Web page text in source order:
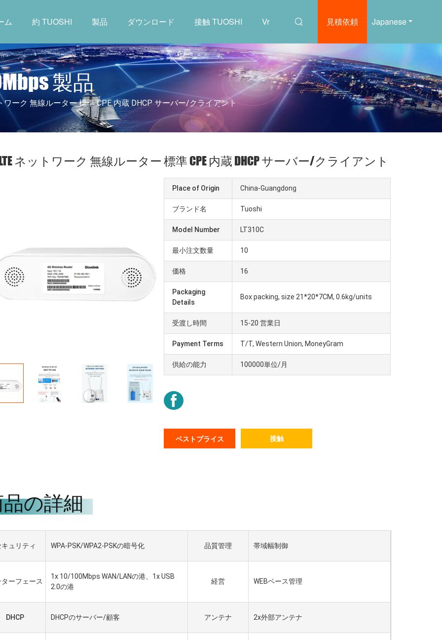
Japanese
見積依頼
ム 約 TUOSHI 製品 ダウンロード 接触 TUOSHI Vr
製品
ワーク 無線ルーター 標準 CPE 内蔵 DHCP サーバー/クライアント
установила
ガブリエルHaddad
緒にを使用に、それらであるよい
ネットワーク 無線ルーター 標準 CPE 内蔵 DHCP サーバー/クライアント
Place of Origin China-Guangdong
ブランド名 Tuoshi
Model Number LT310C
最小注文数量 10
価格 16
Packaging
Details
Box packing, size 21*20*7CM, 0.6kg/units
受渡し時間 15-20 営業日
Payment Terms T/T, Western Union, MoneyGram
供給の能力 100000単位/月
ベストプライス 接触
の詳細
ュリティ WPA-PSK/WPA2-PSKの暗号化 品質管理 帯域幅制御
ーフェース
1x 10/100Mbps WAN/LANの港、1x USB
2.0の港
経営 WEBベース管理
DHCP DHCPのサーバー/顧客 アンテナ 2x外部アンテナ